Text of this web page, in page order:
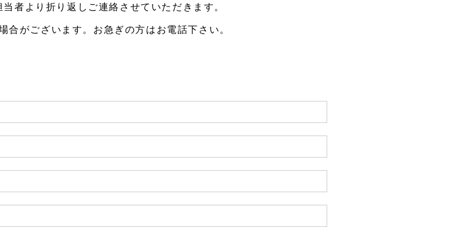
者より折り返しご連絡させていただきます。
合がございます。お急ぎの方はお電話下さい。